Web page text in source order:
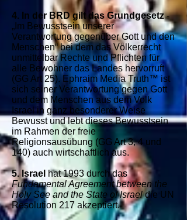
4. In der BRD gilt das Grundgesetz-
„Im Bewusstsein unserer
Verantwortung gegenüber Gott und den
Menschen“ bei dem das Völkerrecht
unmittelbar Rechte und Pflichten für
alle Bewohner das Landes hervorruft
(GG Art 25). Ephraim Media Truth™ ist
sich seiner Verantwortung gegen Gott
und dem Menschen aus dem Volk
Israel in ganz besonderer Weise
Bewusst und lebt dieses Bewusstsein
im Rahmen der freie
Religionsausübung (GG Art 3, 4 und
140) auch wirtschaftlich aus.
5. Israel hat 1993 durch das
Fundamental Agreement between the
Holy See and the State of Israeldie UN
Resolution 217 akzeptiert.